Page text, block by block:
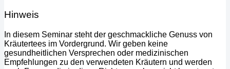
Hinweis
In diesem Seminar steht der geschmackliche Genuss von
Kräutertees im Vordergrund. Wir geben keine
gesundheitlichen Versprechen oder medizinischen
Empfehlungen zu den verwendeten Kräutern und werden